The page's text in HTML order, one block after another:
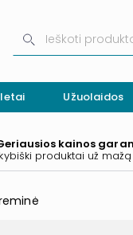
Užuolaidos
kainos
produktai už